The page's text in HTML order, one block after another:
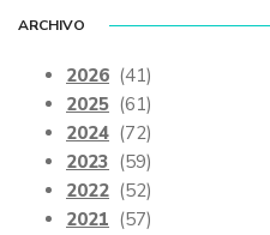
ARCHIVO
2026 (41)
2025 (61)
2024 (72)
2023 (59)
2022 (52)
2021 (57)